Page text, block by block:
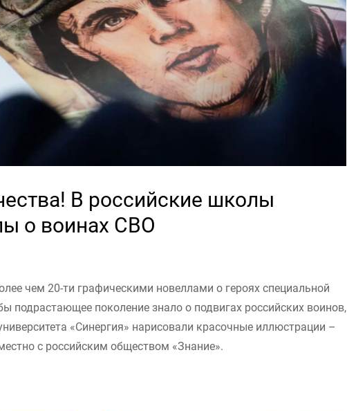
В российские школы
о воинах СВО
чем 20-ти графическими новеллами о героях специальной
подрастающее поколение знало о подвигах российских воинов,
«Синергия» нарисовали красочные иллюстрации –
с российским обществом «Знание».